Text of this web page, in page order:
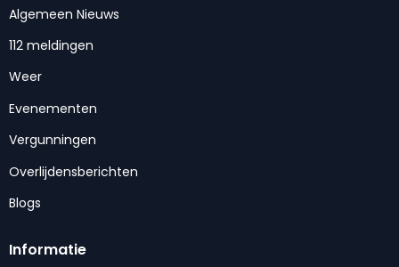
Algemeen Nieuws
112 meldingen
Weer
Evenementen
Vergunningen
Overlijdensberichten
Blogs
Informatie